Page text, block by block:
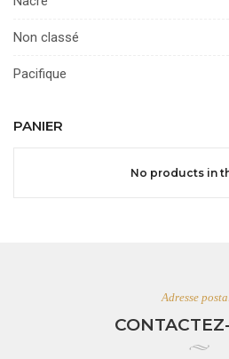
Non classé
Pacifique
PANIER
No products in
Adresse